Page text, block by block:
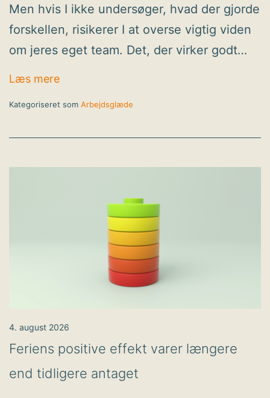
Men hvis I ikke undersøger, hvad der gjorde
forskellen, risikerer I at overse vigtig viden
om jeres eget team. Det, der virker godt…
Læs mereGør mere af det, der allerede virker i
Kategoriseret som Arbejdsglæde
Feriens positive effekt varer længere
end tidligere antaget
4. august 2026